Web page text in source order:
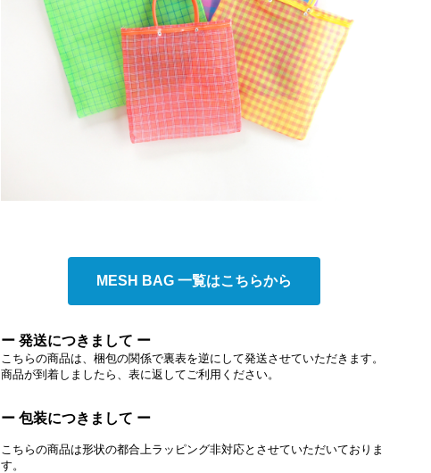
MESH BAG 一覧はこちらから
ー 発送につきまして ー
こちらの商品は、梱包の関係で裏表を逆にして発送させていただきます。
商品が到着しましたら、表に返してご利用ください。
ー 包装につきまして ー
こちらの商品は形状の都合上ラッピング非対応とさせていただいておりま
す。